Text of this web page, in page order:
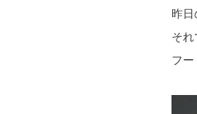
昨日
それ
フー